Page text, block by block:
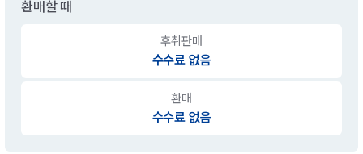
환매할 때
후취판매
수수료 없음
환매
수수료 없음